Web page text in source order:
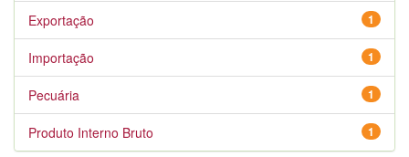
1
Exportação
1
Importação
1
Pecuária
1
Produto Interno Bruto